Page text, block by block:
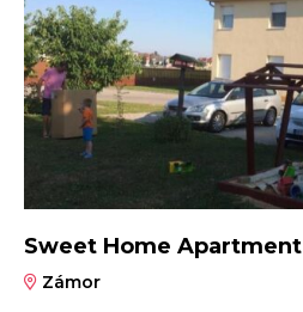
Sweet Home Apartment
Zámor